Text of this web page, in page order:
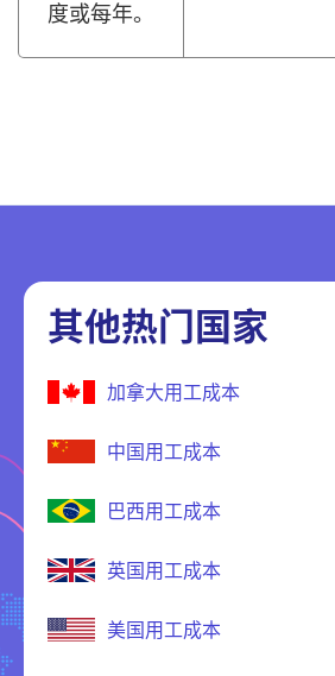
度或每年。
其他热门国家
加拿大用工成本
中国用工成本
巴西用工成本
英国用工成本
美国用工成本